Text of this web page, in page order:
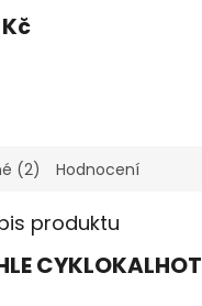
Kč
(2) Hodnocení
produktu